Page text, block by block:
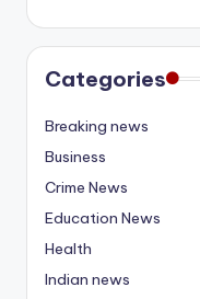
Categories
Breaking news
Business
Crime News
Education News
Health
Indian news